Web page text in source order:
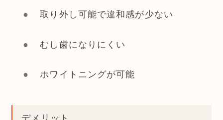
取り外し可能で違和感が少ない
むし歯になりにくい
ホワイトニングが可能
デメリット